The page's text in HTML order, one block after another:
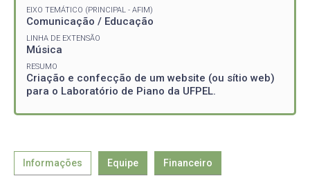
EIXO TEMÁTICO (PRINCIPAL - AFIM)
Comunicação / Educação
LINHA DE EXTENSÃO
Música
RESUMO
Criação e confecção de um website (ou sítio web)
para o Laboratório de Piano da UFPEL.
Informações Equipe Financeiro